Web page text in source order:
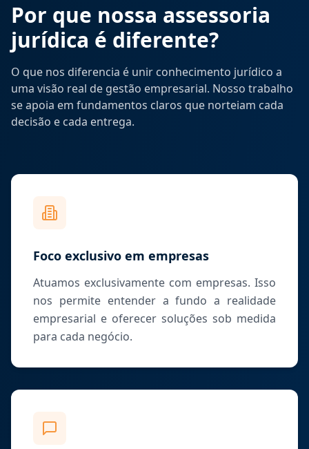
Por que nossa assessoria
jurídica é diferente?
O que nos diferencia é unir conhecimento jurídico a
uma visão real de gestão empresarial. Nosso trabalho
se apoia em fundamentos claros que norteiam cada
decisão e cada entrega.
Foco exclusivo em empresas
Atuamos exclusivamente com empresas. Isso
nos permite entender a fundo a realidade
empresarial e oferecer soluções sob medida
para cada negócio.